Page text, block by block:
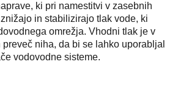
ki pri namestitvi v zasebnih
in stabilizirajo tlak vode, ki
omrežja. Vhodni tlak je v
niha, da bi se lahko uporabljal
vodovodne sisteme.